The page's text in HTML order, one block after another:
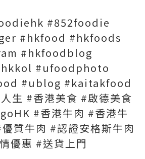
#852foodie
#hkfood #hkfoods
#hkfoodblog
#ufoodphoto
#ublog #kaitakfood
生 #香港美食 #啟德美食
#香港牛肉 #香港牛
質牛肉 #認證安格斯牛肉
優惠 #送貨上門